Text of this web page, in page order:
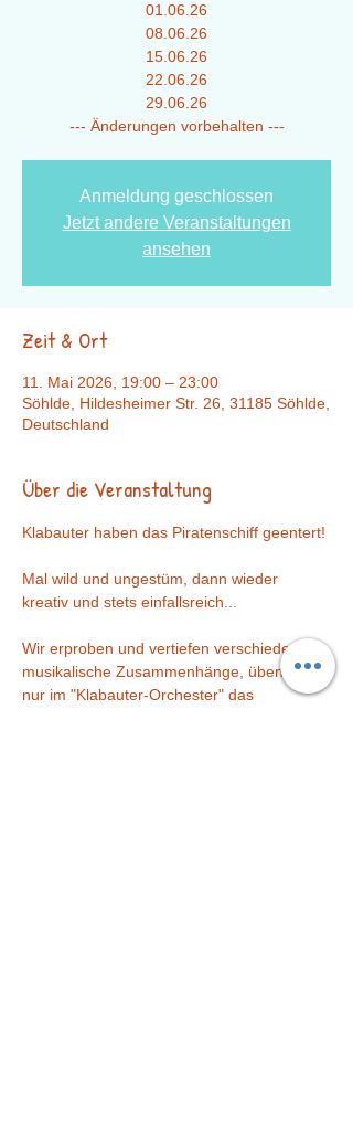
01.06.26
08.06.26
15.06.26
22.06.26
29.06.26
--- Änderungen vorbehalten ---
Anmeldung geschlossen
Jetzt andere Veranstaltungen
ansehen
Zeit & Ort
11. Mai 2026, 19:00 – 23:00
Söhlde, Hildesheimer Str. 26, 31185 Söhlde,
Deutschland
Über die Veranstaltung
Klabauter haben das Piratenschiff geentert!
Mal wild und ungestüm, dann wieder
kreativ und stets einfallsreich...
Wir erproben und vertiefen verschiedene
musikalische Zusammenhänge, üben nicht
nur im "Klabauter-Orchester" das